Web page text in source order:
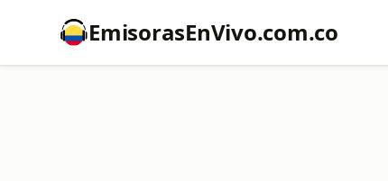
EmisorasEnVivo.com.co